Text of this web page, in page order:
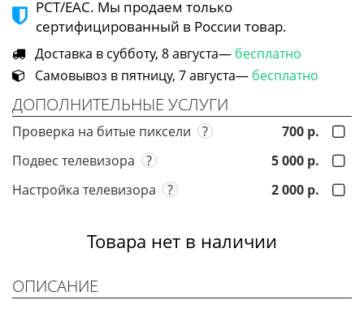
РСТ/ЕАС. Мы продаем только
сертифицированный в России товар.
Доставка в субботу, 8 августа— бесплатно
Самовывоз в пятницу, 7 августа— бесплатно
ДОПОЛНИТЕЛЬНЫЕ УСЛУГИ
Проверка на битые пиксели ?
700 р.
Подвес телевизора
?
5 000 р.
Настройка телевизора
? 2 000 р.
Товара нет в наличии
ОПИСАНИЕ